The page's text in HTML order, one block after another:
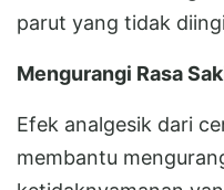
parut yang tidak
Mengurangi Rasa
Efek analgesik dari
membantu